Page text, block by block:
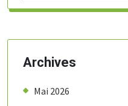
for:
Archives
Mai 2026